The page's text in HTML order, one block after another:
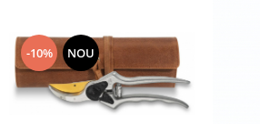
-10% NOU